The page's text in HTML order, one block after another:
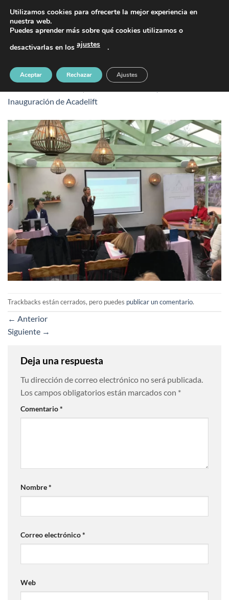
contenido
PIDE TU CITA AL TELÉFONO 637 42 97 25
acadelift-4
Inauguración de Acadelift
Trackbacks están cerrados, pero puedes publicar un comentario.
← Anterior
Siguiente →
Deja una respuesta
Tu dirección de correo electrónico no será publicada.
Los campos obligatorios están marcados con *
Comentario*
Nombre*
Correo electrónico*
Web
Utilizamos cookies para ofrecerte la mejor experiencia en
nuestra web.
Puedes aprender más sobre qué cookies utilizamos o
desactivarlas en los ajustes .
Aceptar Rechazar Ajustes